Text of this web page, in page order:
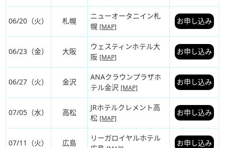
06/20（火） 札幌
ニューオータニイン札
幌 [MAP]
お申し込み
06/23（金） 大阪
ウェスティンホテル大
阪 [MAP]
お申し込み
06/27（火） 金沢
ANAクラウンプラザホ
テル金沢 [MAP]
お申し込み
07/05（水） 高松
JRホテルクレメント高
松 [MAP]
お申し込み
07/11（火） 広島
リーガロイヤルホテル
お申し込み